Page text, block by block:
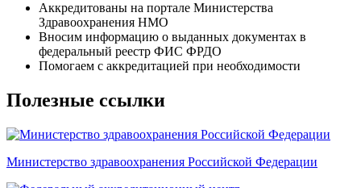
Аккредитованы на портале Министерства
Здравоохранения НМО
Вносим информацию о выданных документах в
федеральный реестр ФИС ФРДО
Помогаем с аккредитацией при необходимости
Полезные ссылки
Министерство здравоохранения Российской Федерации